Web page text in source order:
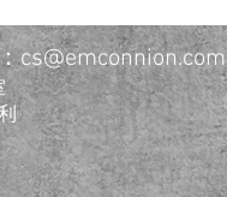
cs@emconnion.com